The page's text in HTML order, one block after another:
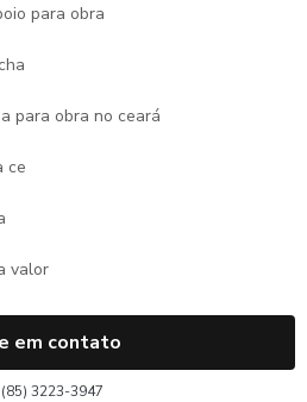
para obra
para obra no ceará
ce
valor
mensal
em contato
(85) 3223-3947